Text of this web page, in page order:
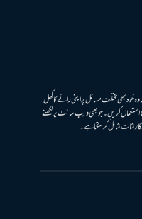
خود بھی مختلف مسائل پر اپنی رائے کا کھل
کریں۔ جو بھی ویب سائٹ پر لکھنے
نگارشات شامل کرسکتا ہے۔